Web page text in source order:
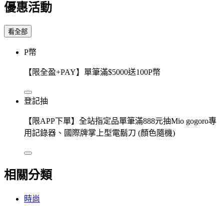
優惠活動
看全部
P幣
【限全盈+PAY】單筆滿$5000送100P幣
登記抽
【限APP下單】全站指定品單筆滿888元抽Mio gogoro專
用記錄器、國際牌掌上型電鬍刀 (顏色隨機)
相關分類
時尚